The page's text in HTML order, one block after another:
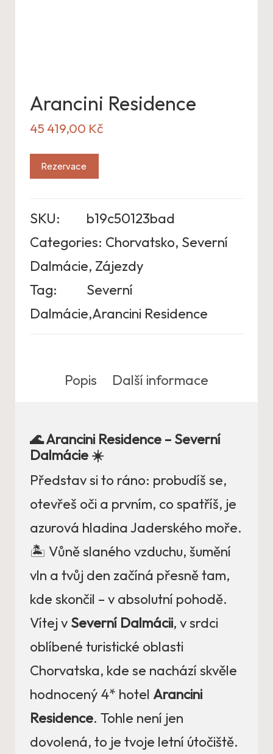
Arancini Residence
45 419,00 Kč
Rezervace
SKU:
b19c50123bad
Categories: Chorvatsko, Severní
Dalmácie, Zájezdy
Tag:
Severní
Dalmácie,Arancini Residence
Popis Další informace
🌊 Arancini Residence – Severní
Dalmácie ☀️
Představ si to ráno: probudíš se,
otevřeš oči a prvním, co spatříš, je
azurová hladina Jaderského moře.
🏝️ Vůně slaného vzduchu, šumění
vln a tvůj den začíná přesně tam,
kde skončil – v absolutní pohodě.
Vítej v Severní Dalmácii, v srdci
oblíbené turistické oblasti
Chorvatska, kde se nachází skvěle
hodnocený 4* hotel Arancini
Residence. Tohle není jen
dovolená, to je tvoje letní útočiště.